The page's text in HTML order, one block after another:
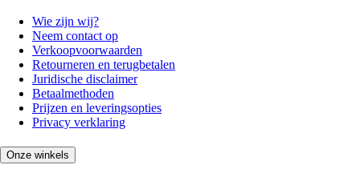
Wie zijn wij?
Neem contact op
Verkoopvoorwaarden
Retourneren en terugbetalen
Juridische disclaimer
Betaalmethoden
Prijzen en leveringsopties
Privacy verklaring
Onze winkels